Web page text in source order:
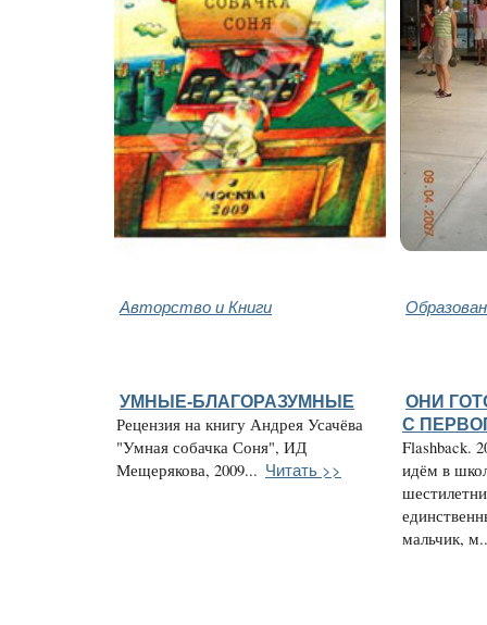
Авторство и Книги
УМНЫЕ-БЛАГОРАЗУМНЫЕ
Рецензия на книгу Андрея Усачёва
"Умная собачка Соня", ИД
Мещерякова, 2009... Читать >>
ОНИ
С
Flashback.
идём в
мальчик,